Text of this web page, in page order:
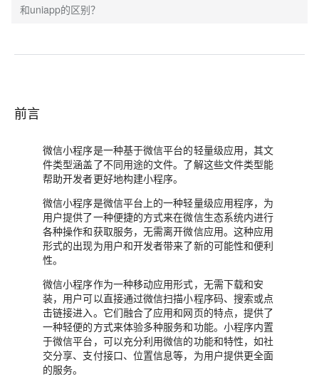
和uniapp的区别？
前言
微信小程序是一种基于微信平台的轻量级应用，其文
件类型涵盖了不同用途的文件。了解这些文件类型能
帮助开发者更好地构建小程序。
微信小程序是微信平台上的一种轻量级应用程序，为
用户提供了一种便捷的方式来在微信生态系统内进行
各种操作和获取服务，无需离开微信应用。这种应用
形式的出现为用户和开发者带来了新的可能性和便利
性。
微信小程序作为一种移动应用形式，无需下载和安
装，用户可以直接通过微信扫描小程序码、搜索或点
击链接进入。它们融合了应用和网页的特点，提供了
一种轻便的方式来体验多种服务和功能。小程序内置
于微信平台，可以充分利用微信的功能和特性，如社
交分享、支付接口、位置信息等，为用户提供更全面
的服务。